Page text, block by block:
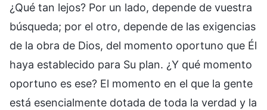
¿Qué tan lejos? Por un lado, depende de vuestra
búsqueda; por el otro, depende de las exigencias
de la obra de Dios, del momento oportuno que Él
haya establecido para Su plan. ¿Y qué momento
oportuno es ese? El momento en el que la gente
está esencialmente dotada de toda la verdad y la